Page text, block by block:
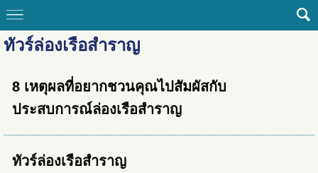
ทัวร์ล่องเรือสำราญ
8 เหตุผลที่อยากชวนคุณไปสัมผัสกับ
ประสบการณ์ล่องเรือสำราญ
ทัวร์ล่องเรือสำราญ